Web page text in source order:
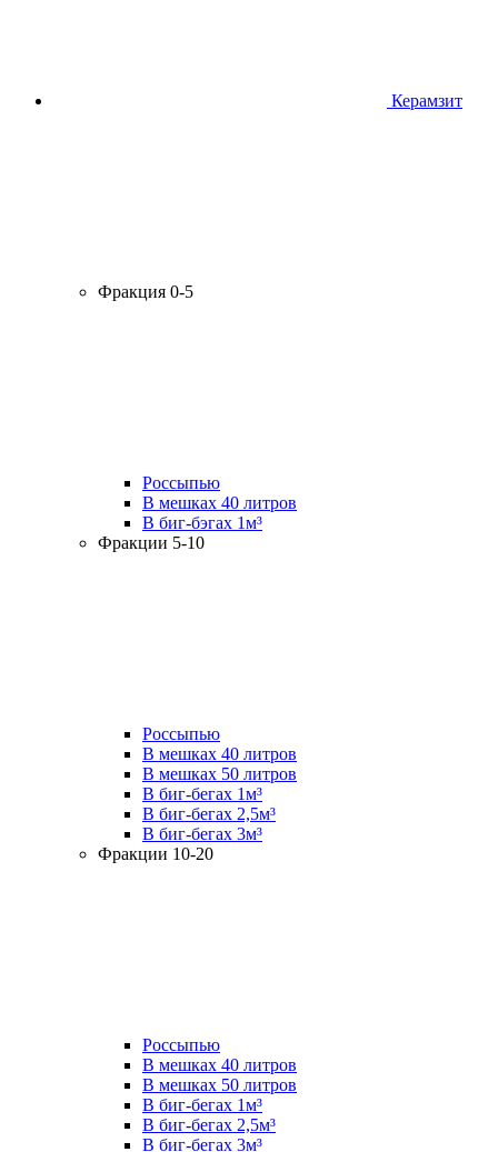
Керамзит
Фракция 0-5
Россыпью
В мешках 40 литров
В биг-бэгах 1м³
Фракции 5-10
Россыпью
В мешках 40 литров
В мешках 50 литров
В биг-бегах 1м³
В биг-бегах 2,5м³
В биг-бегах 3м³
Фракции 10-20
Россыпью
В мешках 40 литров
В мешках 50 литров
В биг-бегах 1м³
В биг-бегах 2,5м³
В биг-бегах 3м³